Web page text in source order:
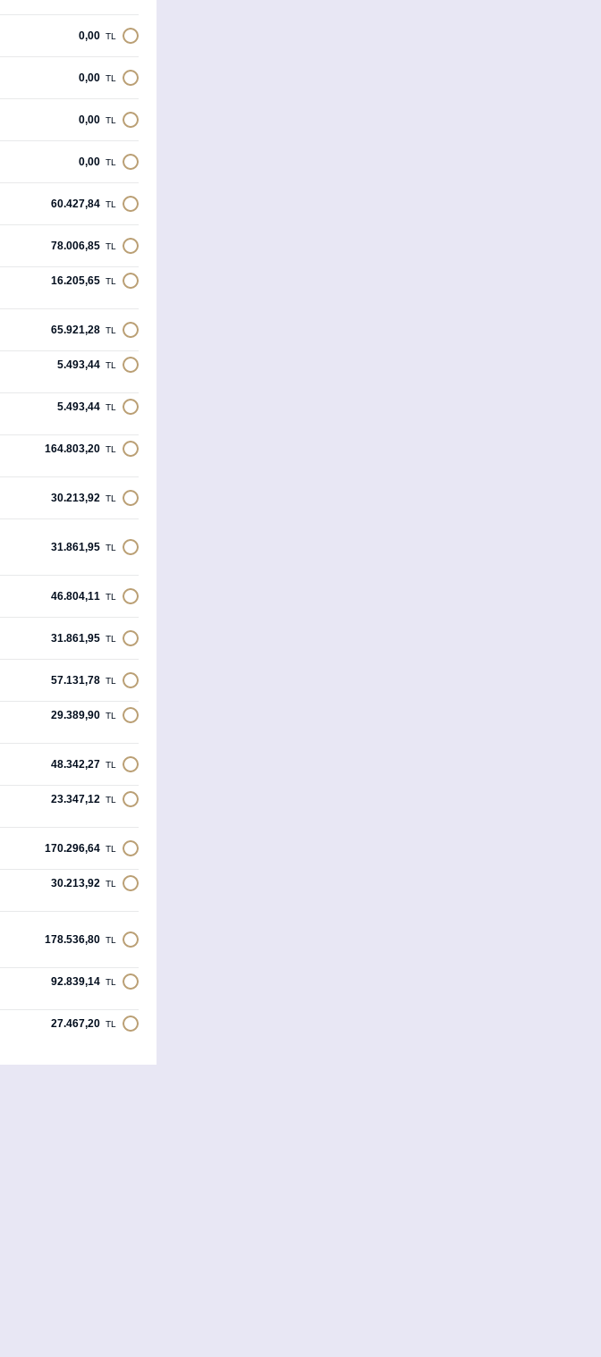
0,00 TL
0,00 TL
0,00 TL
0,00 TL
60.427,84 TL
78.006,85 TL
16.205,65 TL
65.921,28 TL
5.493,44 TL
5.493,44 TL
164.803,20 TL
30.213,92 TL
31.861,95 TL
46.804,11 TL
31.861,95 TL
57.131,78 TL
29.389,90 TL
48.342,27 TL
23.347,12 TL
170.296,64 TL
30.213,92 TL
178.536,80 TL
92.839,14 TL
27.467,20 TL